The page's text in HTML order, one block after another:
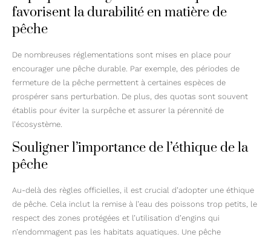
favorisent la durabilité en matière de
pêche
De nombreuses réglementations sont mises en place pour
encourager une pêche durable. Par exemple, des périodes de
fermeture de la pêche permettent à certaines espèces de
prospérer sans perturbation. De plus, des quotas sont souvent
établis pour éviter la surpêche et assurer la pérennité de
l’écosystème.
Souligner l’importance de l’éthique de la
pêche
Au-delà des règles officielles, il est crucial d’adopter une éthique
de pêche. Cela inclut la remise à l’eau des poissons trop petits, le
respect des zones protégées et l’utilisation d’engins qui
n’endommagent pas les habitats aquatiques. Une pêche